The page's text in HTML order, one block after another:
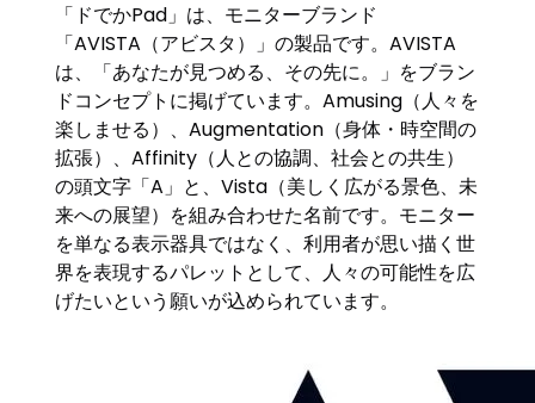
「ドでかPad」は、モニターブランド
「AVISTA（アビスタ）」の製品です。AVISTA
は、「あなたが見つめる、その先に。」をブラン
ドコンセプトに掲げています。Amusing（人々を
楽しませる）、Augmentation（身体・時空間の
拡張）、Affinity（人との協調、社会との共生）
の頭文字「A」と、Vista（美しく広がる景色、未
来への展望）を組み合わせた名前です。モニター
を単なる表示器具ではなく、利用者が思い描く世
界を表現するパレットとして、人々の可能性を広
げたいという願いが込められています。